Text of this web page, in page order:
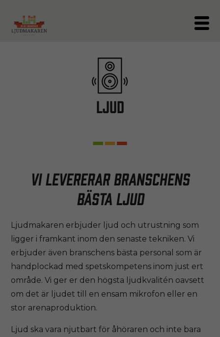
Ljud
Vi levererar branschens
bästa ljud
Ljudmakaren erbjuder ljud och utrustning som
ligger i framkant inom den senaste tekniken. Vi
erbjuder även branschens bästa personal som är
handplockad med spetskompetens inom just ert
område. Vi ger er den högsta ljudkvalitén oavsett
om det är ljudet till en ensam mikrofon eller en
stor arenaproduktion.
Ljud ska vara njutbart för åhöraren och inte bara